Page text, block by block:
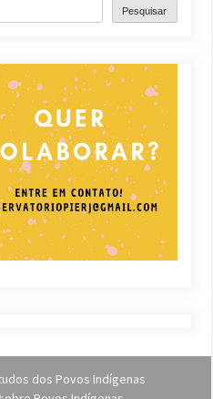
Pesquisar
dos Povos Indígenas